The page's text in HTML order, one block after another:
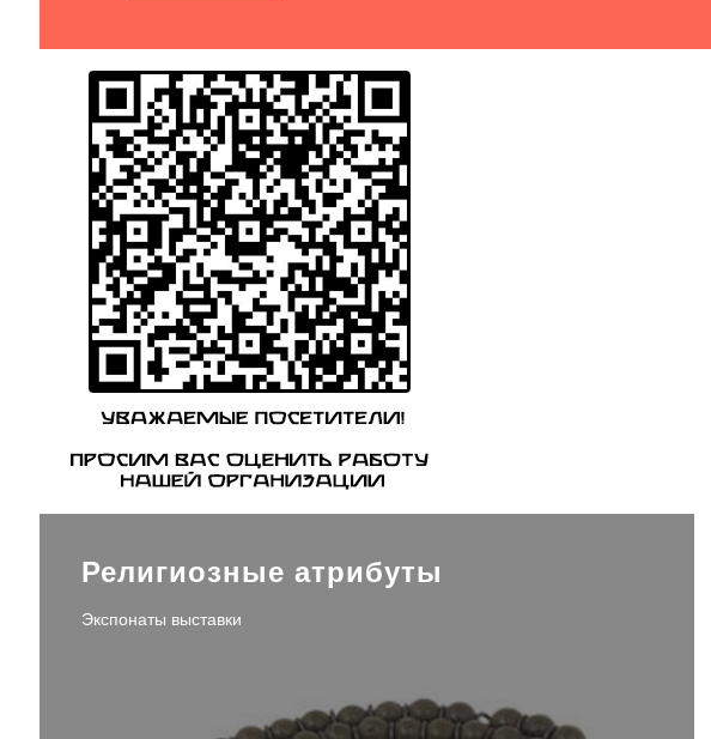
Религиозные атрибуты
Экспонаты выставки